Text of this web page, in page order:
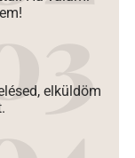
elküldöm